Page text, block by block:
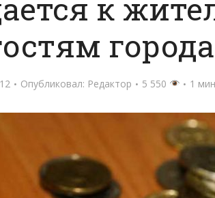
к
города
Опубликовал: Редактор 5 550 1